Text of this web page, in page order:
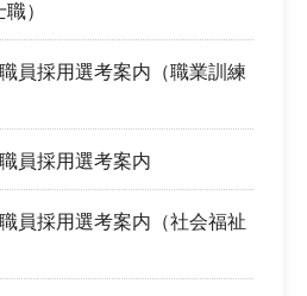
）
員採用選考案内（職業訓練
員採用選考案内
員採用選考案内（社会福祉